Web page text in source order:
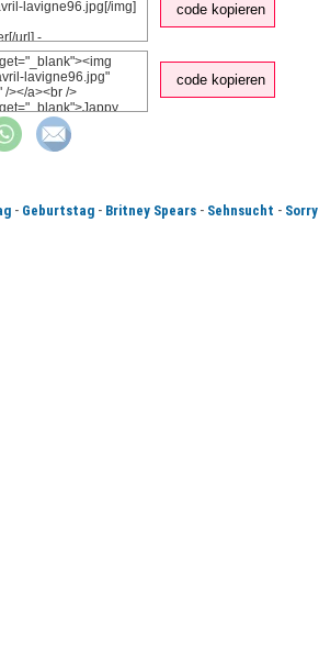
code kopieren
code kopieren
- Geburtstag - Britney Spears - Sehnsucht - Sorry